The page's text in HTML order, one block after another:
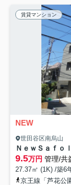
賃貸マンション
NEW
世田谷区南烏山
ＮｅｗＳａｆｏ
9.5万円 管理/共
27.37㎡ (1K) /築6
京王線「芦花公